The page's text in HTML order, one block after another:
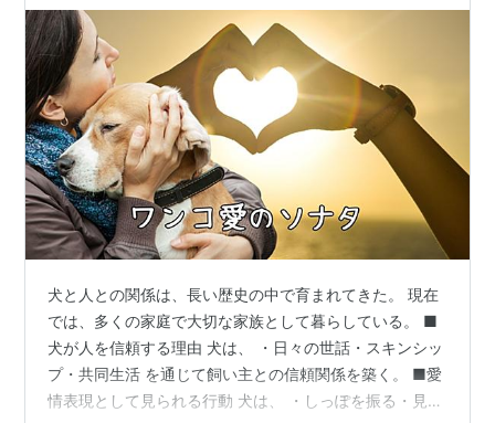
犬と人との関係は、長い歴史の中で育まれてきた。 現在
では、多くの家庭で大切な家族として暮らしている。 ■
犬が人を信頼する理由 犬は、 ・日々の世話・スキンシッ
プ・共同生活 を通じて飼い主との信頼関係を築く。 ■愛
情表現として見られる行動 犬は、 ・しっぽを振る・見つ